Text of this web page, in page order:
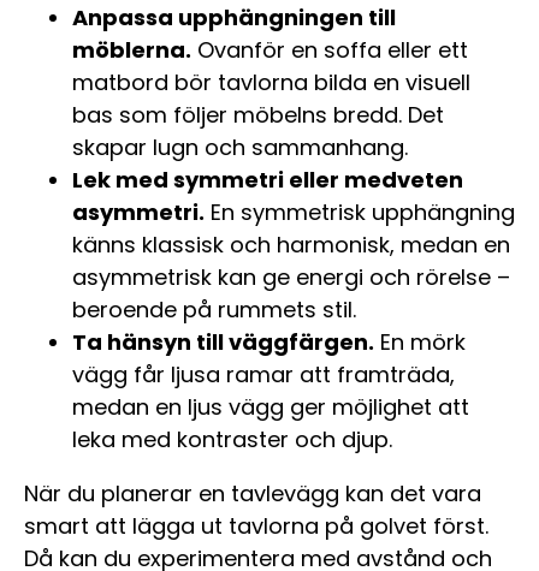
Anpassa upphängningen till
möblerna. Ovanför en soffa eller ett
matbord bör tavlorna bilda en visuell
bas som följer möbelns bredd. Det
skapar lugn och sammanhang.
Lek med symmetri eller medveten
asymmetri. En symmetrisk upphängning
känns klassisk och harmonisk, medan en
asymmetrisk kan ge energi och rörelse –
beroende på rummets stil.
Ta hänsyn till väggfärgen. En mörk
vägg får ljusa ramar att framträda,
medan en ljus vägg ger möjlighet att
leka med kontraster och djup.
När du planerar en tavlevägg kan det vara
smart att lägga ut tavlorna på golvet först.
Då kan du experimentera med avstånd och